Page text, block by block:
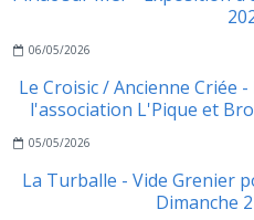
06/05/2026
Le Croisic / Ancienne Criée
l'association L'Pique et
05/05/2026
La Turballe - Vide Grenier
Dimanche